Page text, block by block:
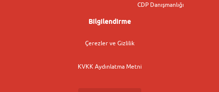
CDP Danışmanlığı
Bilgilendirme
Çerezler ve Gizlilik
KVKK Aydınlatma Metni